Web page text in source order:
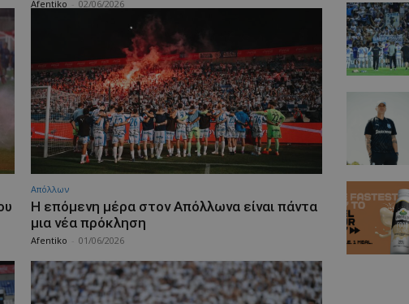
Afentiko 02/06/2026
Απόλλων
Η επόμενη μέρα στον Απόλλωνα είναι πάντα
μια νέα πρόκληση
Afentiko 01/06/2026